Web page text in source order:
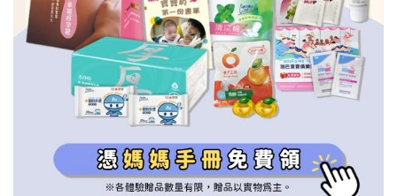
信誼基金會
2022信誼年度報告
2023信誼年度報告
附設幼兒園
小袋鼠幼師網